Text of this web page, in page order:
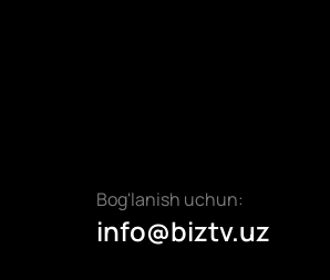
Bog'lanish uchun:
info@biztv.uz